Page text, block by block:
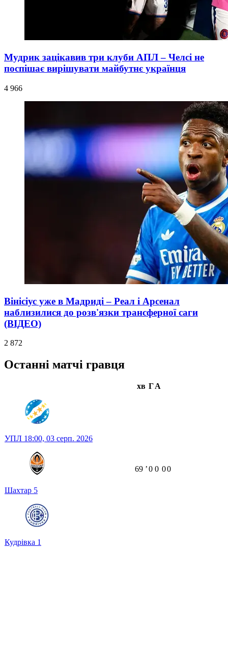
Мудрик зацікавив три клуби АПЛ – Челсі не
поспішає вирішувати майбутнє українця
4 966
Вінісіус уже в Мадриді – Реал і Арсенал
наблизилися до розв'язки трансферної саги
(ВІДЕО)
2 872
Останні матчі гравця
хв ГА
УПЛ 18:00, 03 серп. 2026
Шахтар 5
Кудрівка 1
69 ʼ0 0 00